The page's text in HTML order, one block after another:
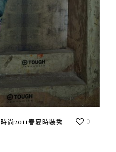
尚2011春夏時裝秀 0